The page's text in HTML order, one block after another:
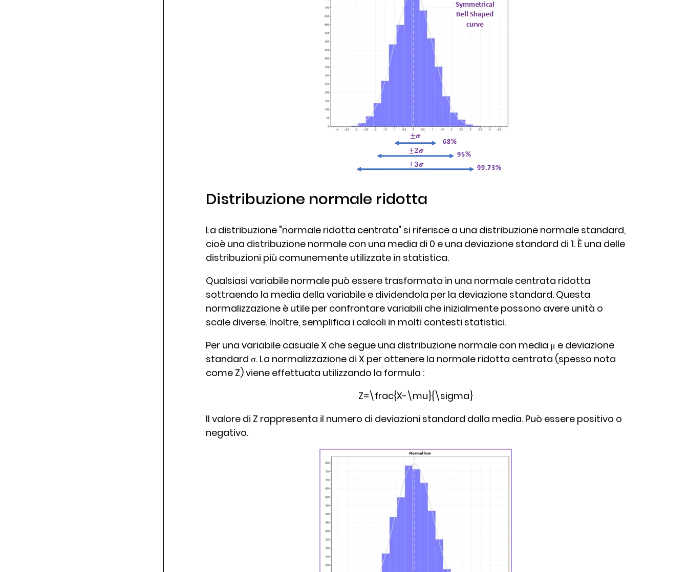
Distribuzione normale ridotta
La distribuzione "normale ridotta centrata" si riferisce a una distribuzione normale standard,
cioè una distribuzione normale con una media di 0 e una deviazione standard di 1. È una delle
distribuzioni più comunemente utilizzate in statistica.
Qualsiasi variabile normale può essere trasformata in una normale centrata ridotta
sottraendo la media della variabile e dividendola per la deviazione standard. Questa
normalizzazione è utile per confrontare variabili che inizialmente possono avere unità o
scale diverse. Inoltre, semplifica i calcoli in molti contesti statistici.
Per una variabile casuale X che segue una distribuzione normale con media μ e deviazione
standard σ. La normalizzazione di X per ottenere la normale ridotta centrata (spesso nota
come Z) viene effettuata utilizzando la formula :
Z=\frac{X-\mu}{\sigma}
Il valore di Z rappresenta il numero di deviazioni standard dalla media. Può essere positivo o
negativo.